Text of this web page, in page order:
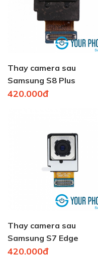
Thay camera sau
Samsung S8 Plus
420.000đ
Thay camera sau
Samsung S7 Edge
420.000đ